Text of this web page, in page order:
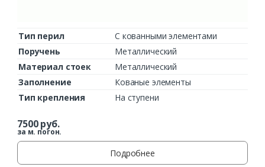
Тип перил
С кованными элементами
Поручень
Металлический
Материал стоек
Металлический
Заполнение
Кованые элементы
Тип крепления
На ступени
7500руб.
за м. погон.
Подробнее